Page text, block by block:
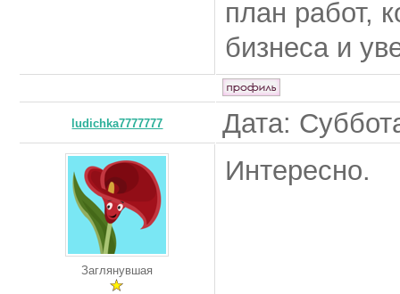
план работ,
бизнеса и
ludichka7777777 Дата:
Заглянувшая
Интересно.